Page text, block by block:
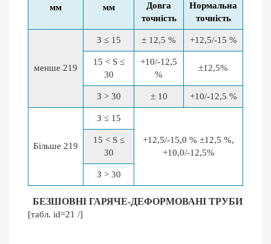
мм
мм
Довга
точність
Нормальна
точність
менше 219
З ≤ 15 ± 12,5 % +12,5/-15 %
15 < S ≤
30
+10/-12,5
%
±12,5%
З > 30 ± 10 +10/-12,5 %
Більше 219
З ≤ 15
+12,5/-15,0 % ±12,5 %,
+10,0/-12,5%
15 < S ≤
30
З > 30
БЕЗШОВНІ ГАРЯЧЕ-ДЕФОРМОВАНІ ТРУБИ
[табл. id=21 /]